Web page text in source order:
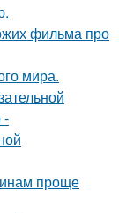
фильма про
мира.
-
проще